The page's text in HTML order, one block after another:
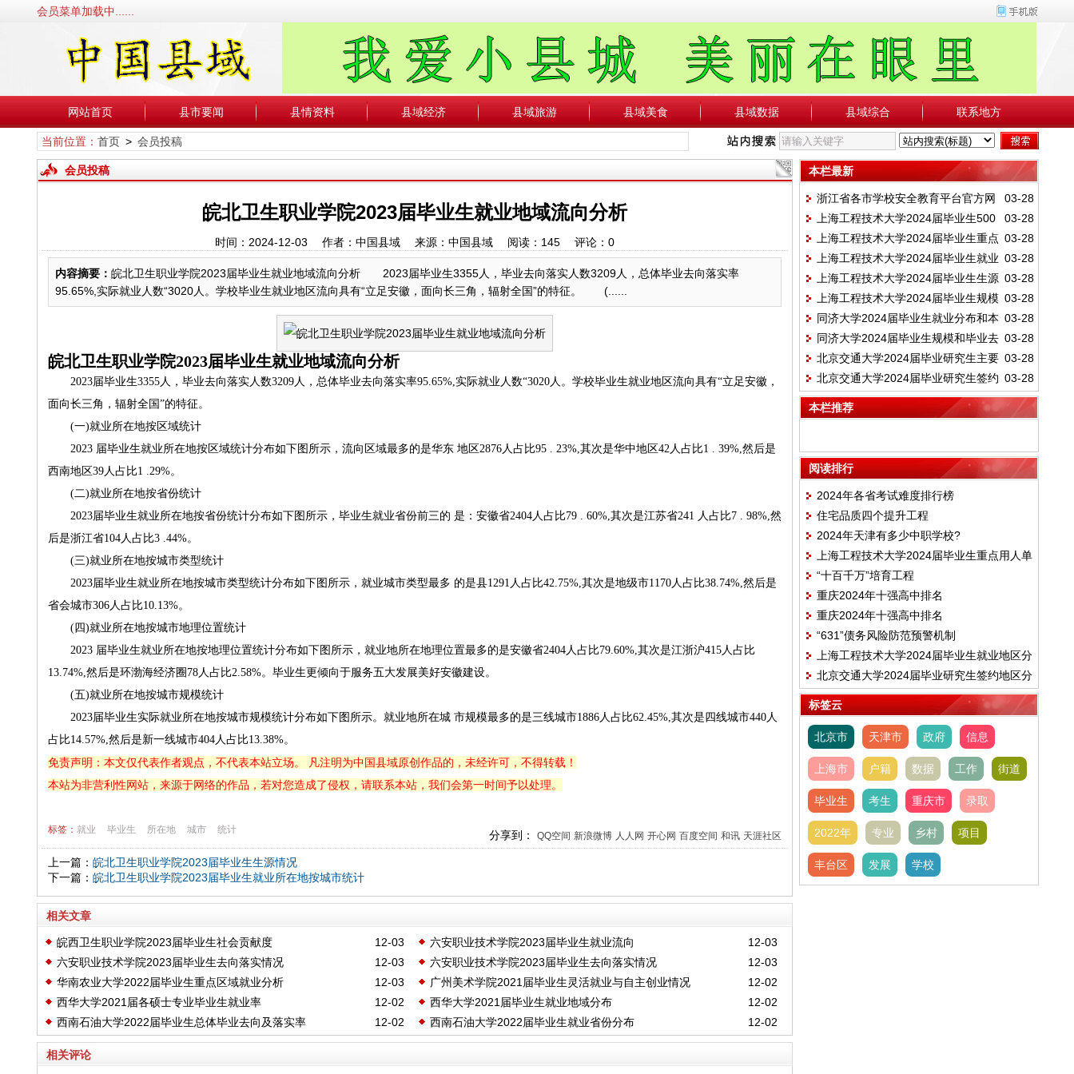
会员菜单加载中......
网站首页 县市要闻 县情资料 县域经济 县域旅游 县域美食 县域数据 县域综合 联系地方
当前位置： 首页> 会员投稿
会员投稿
皖北卫生职业学院2023届毕业生就业地域流向分析
时间：2024-12-03 作者：中国县域 来源：中国县域 阅读： 145评论： 0
内容摘要： 皖北卫生职业学院2023届毕业生就业地域流向分析 2023届毕业生3355人，毕业去向落实人数3209人，总体毕业去向落实率
95.65%,实际就业人数“3020人。学校毕业生就业地区流向具有“立足安徽，面向长三角，辐射全国”的特征。 (......
皖北卫生职业学院2023届毕业生就业地域流向分析
2023届毕业生3355人，毕业去向落实人数3209人，总体毕业去向落实率95.65%,实际就业人数“3020人。学校毕业生就业地区流向具有“立足安徽，
面向长三角，辐射全国”的特征。
(一)就业所在地按区域统计
2023 届毕业生就业所在地按区域统计分布如下图所示，流向区域最多的是华东 地区2876人占比95 . 23%,其次是华中地区42人占比1 . 39%,然后是
西南地区39人占比1 .29%。
(二)就业所在地按省份统计
2023届毕业生就业所在地按省份统计分布如下图所示，毕业生就业省份前三的 是：安徽省2404人占比79 . 60%,其次是江苏省241 人占比7 . 98%,然
后是浙江省104人占比3 .44%。
(三)就业所在地按城市类型统计
2023届毕业生就业所在地按城市类型统计分布如下图所示，就业城市类型最多 的是县1291人占比42.75%,其次是地级市1170人占比38.74%,然后是
省会城市306人占比10.13%。
(四)就业所在地按城市地理位置统计
2023 届毕业生就业所在地按地理位置统计分布如下图所示，就业地所在地理位置最多的是安徽省2404人占比79.60%,其次是江浙沪415人占比
13.74%,然后是环渤海经济圈78人占比2.58%。毕业生更倾向于服务五大发展美好安徽建设。
(五)就业所在地按城市规模统计
2023届毕业生实际就业所在地按城市规模统计分布如下图所示。就业地所在城 市规模最多的是三线城市1886人占比62.45%,其次是四线城市440人
占比14.57%,然后是新一线城市404人占比13.38%。
免责声明：本文仅代表作者观点，不代表本站立场。 凡注明为中国县域原创作品的，未经许可，不得转载！
本站为非营利性网站，来源于网络的作品，若对您造成了侵权，请联系本站，我们会第一时间予以处理。
标签： 就业 毕业生 所在地 城市 统计 分享到： QQ空间 新浪微博 人人网 开心网 百度空间 和讯 天涯社区
上一篇： 皖北卫生职业学院2023届毕业生生源情况
下一篇： 皖北卫生职业学院2023届毕业生就业所在地按城市统计
相关文章
12-03
皖西卫生职业学院2023届毕业生社会贡献度 12-03
六安职业技术学院2023届毕业生就业流向
12-03
六安职业技术学院2023届毕业生去向落实情况 12-03
六安职业技术学院2023届毕业生去向落实情况
12-03
华南农业大学2022届毕业生重点区域就业分析 12-02
广州美术学院2021届毕业生灵活就业与自主创业情况
12-02
西华大学2021届各硕士专业毕业生就业率 12-02
西华大学2021届毕业生就业地域分布
12-02
西南石油大学2022届毕业生总体毕业去向及落实率 12-02
西南石油大学2022届毕业生就业省份分布
相关评论
本栏最新
03-28
浙江省各市学校安全教育平台官方网
址
03-28
上海工程技术大学2024届毕业生500
强及行业知名企业就业情况
03-28
上海工程技术大学2024届毕业生重点
用人单位分布
03-28
上海工程技术大学2024届毕业生就业
地区分布情况
03-28
上海工程技术大学2024届毕业生生源
地分布和民族结构
03-28
上海工程技术大学2024届毕业生规模
和结构（学院、性别）
03-28
同济大学2024届毕业生就业分布和本
科生深造情况
03-28
同济大学2024届毕业生规模和毕业去
向落实情况
03-28
北京交通大学2024届毕业研究生主要
签约单位名单
03-28
北京交通大学2024届毕业研究生签约
地区分布情况
本栏推荐
阅读排行
2024年各省考试难度排行榜
住宅品质四个提升工程
2024年天津有多少中职学校?
上海工程技术大学2024届毕业生重点用人单
位分布
“十百千万”培育工程
重庆2024年十强高中排名
重庆2024年十强高中排名
“631”债务风险防范预警机制
上海工程技术大学2024届毕业生就业地区分
布情况
北京交通大学2024届毕业研究生签约地区分
布情况
标签云
北京市 天津市 政府 信息
上海市 户籍 数据 工作 街道
毕业生 考生 重庆市 录取
2022年 专业 乡村 项目
丰台区 发展 学校